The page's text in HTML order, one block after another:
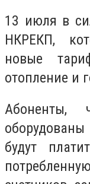
13 июля в
НКРЕКП,
новые
отопление и
будут